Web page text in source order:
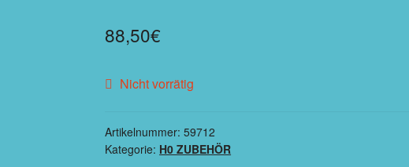
88,50€
Nicht vorrätig
Artikelnummer:59712
Kategorie: H0 ZUBEHÖR